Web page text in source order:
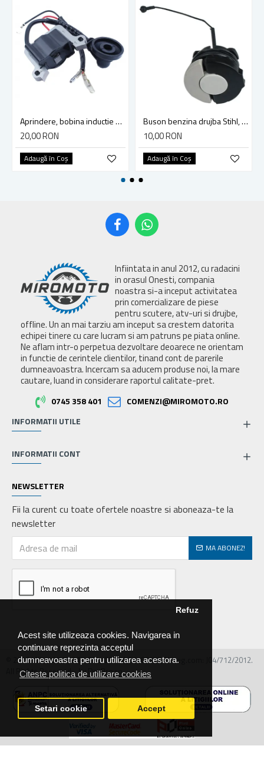
Acest site utilizeaza cookies. Navigarea in
continuare reprezinta acceptul
dumneavoastra pentru utilizarea acestora.
Citeste politica de utilizare cookies
Refuz
Setari cookie Accept
Aprindere, bobina inductie motocoasa chinezeasca TL43 TL 52, Ruris Dac 210, Dac 310
20,00 RON
Adaugă în Coş
Buson benzina drujba Stihl, model cu clapeta
10,00 RON
Adaugă în Coş
Infiintata in anul 2012, cu radacini
in orasul Onesti, compania
noastra si-a inceput activitatea
prin comercializare de piese
pentru scutere, atv-uri si drujbe,
offline. Un an mai tarziu am inceput sa crestem datorita
echipei tinere cu care lucram si am patruns pe piata online.
Ne aflam intr-o perpetua dezvoltare deoarece ne orientam
in functie de cerintele clientilor, tinand cont de parerile
dumneavoastra. Incercam sa aducem produse noi, la mare
cautare, luand in considerare raportul calitate-pret.
0745 358 401
COMENZI@MIROMOTO.RO
INFORMATII UTILE
INFORMATII CONT
NEWSLETTER
Fii la curent cu toate ofertele noastre si aboneaza-te la
newsletter
MA ABONEZ!
© 2026 MIRALEX PARTS SRL, CIF: RO30468586, Nr.reg.com: J04/712/2012.
All Rights Reserved - by DevPro.ro